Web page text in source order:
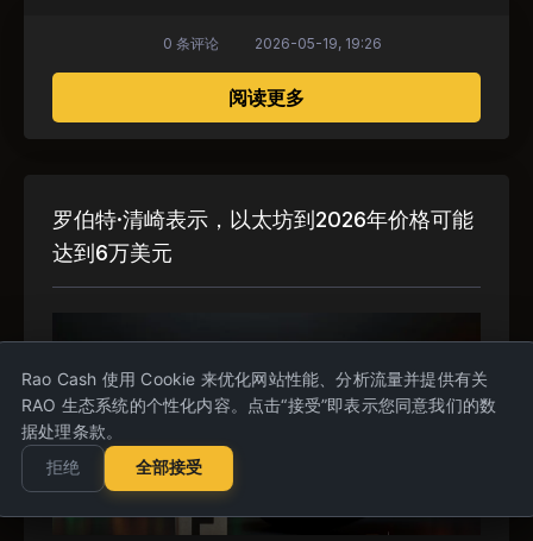
阅读更多关于 以太坊价格预测（12
0 条评论 2026-05-19, 19:26
罗伯特·清崎表示，以太坊到2026年价格可能
达到6万美元
Rao Cash 使用 Cookie 来优化网站性能、分析流量并提供有关
RAO 生态系统的个性化内容。点击“接受”即表示您同意我们的数
据处理条款。
拒绝 全部接受